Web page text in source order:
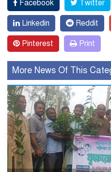
Facebook Twitter
Linkedin Reddit
Pinterest Print
More News Of This